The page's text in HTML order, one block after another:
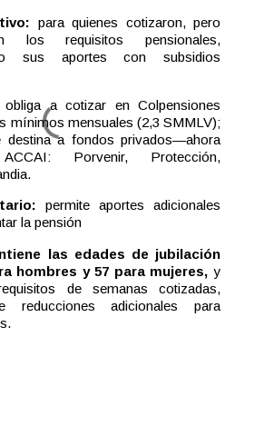
para quienes cotizaron, pero
los requisitos pensionales,
sus aportes con subsidios
obliga a cotizar en Colpensiones
mínimos mensuales (2,3 SMMLV);
destina a fondos privados—ahora
ACCAI: Porvenir, Protección,
permite aportes adicionales
la pensión
las edades de jubilación
hombres y 57 para mujeres, y
de semanas cotizadas,
reducciones adicionales para